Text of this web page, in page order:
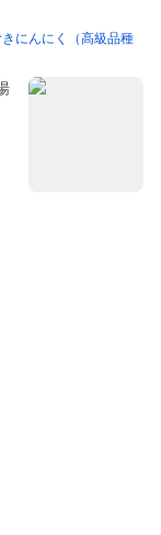
にんにく（高級品種